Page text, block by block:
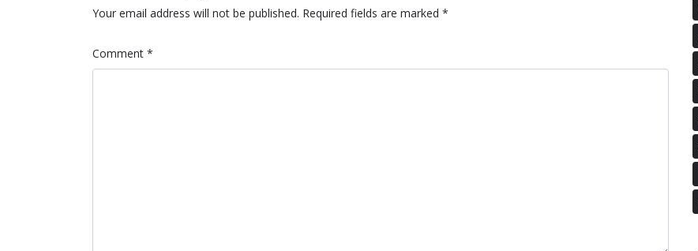
Your email address will not be published. Required fields are marked *
Comment *